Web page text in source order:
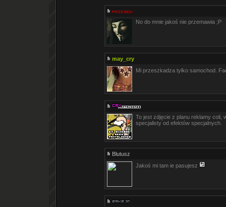
No do mnie jakoś nie przemawia ;P
may_cry
Mi przeszkadza tylko samochod.
To jest zdjęcie z planu reklamy coli,
specjalisty od efektów specjalnych.
Blutusz
Jakoś mi tam ie pasujesz